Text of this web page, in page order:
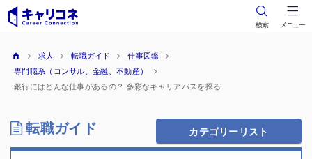
検索 メニュー
求人 転職ガイド
仕事図鑑
専門職系（コンサル、金融、不動産）
銀行にはどんな仕事があるの？ 多彩なキャリアパスを探る
転職ガイド カテゴリーリスト